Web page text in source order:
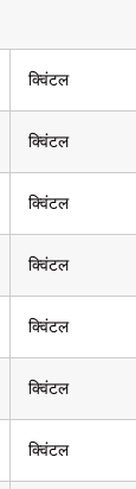
क्विंटल
क्विंटल
क्विंटल
क्विंटल
क्विंटल
क्विंटल
क्विंटल